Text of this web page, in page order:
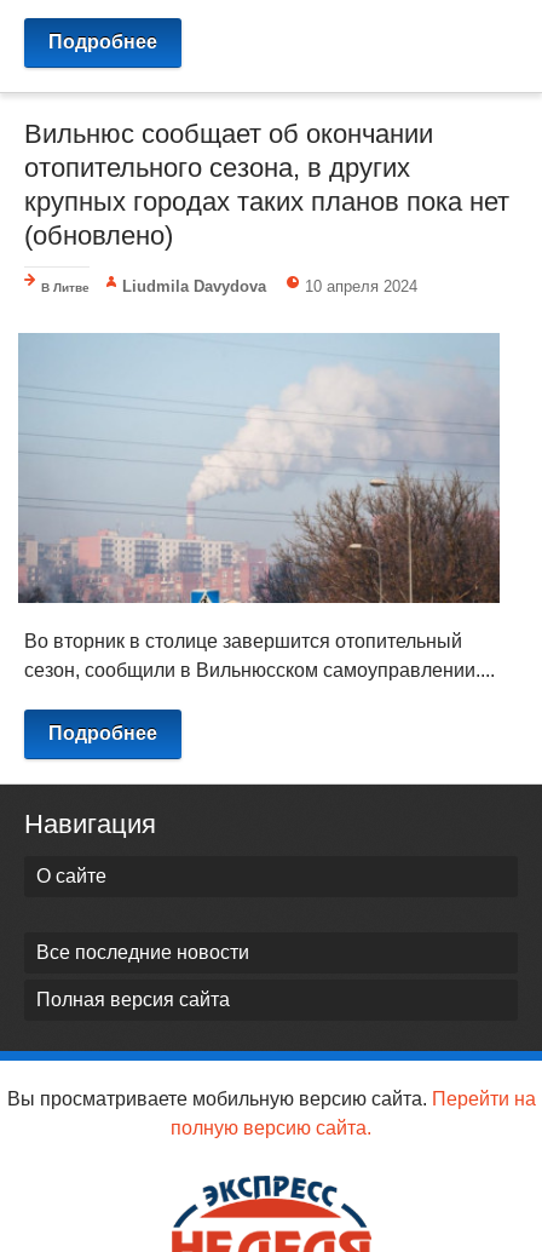
Подробнее
Вильнюс сообщает об окончании
отопительного сезона, в других
крупных городах таких планов пока нет
(обновлено)
В Литве Liudmila Davydova 10 апреля 2024
Во вторник в столице завершится отопительный
сезон, сообщили в Вильнюсском самоуправлении....
Подробнее
Навигация
О сайте
Все последние новости
Полная версия сайта
Вы просматриваете мобильную версию сайта. Перейти на
полную версию сайта.